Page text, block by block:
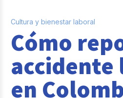
Pago de nómina
Buk
Transformación digital
Tendencias y Data
Cultura y bienestar laboral
Cómo
accidente
en